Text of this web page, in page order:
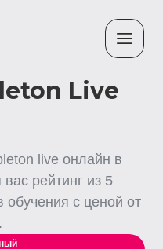
Live
live онлайн в
рейтинг из 5
с ценой от